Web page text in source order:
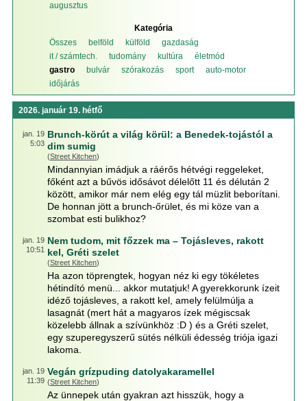
augusztus
Kategória
Összes
belföld külföld
gazdaság
it / számtech.
tudomány kultúra
életmód
gastro
bulvár szórakozás sport
auto-motor
időjárás
2026. január 19. hétfő
jan. 19
5:03
Brunch-körút a világ körül: a Benedek-tojástól a
dim sumig
(Street Kitchen)
Mindannyian imádjuk a ráérős hétvégi reggeleket,
főként azt a bűvös idősávot délelőtt 11 és délután 2
között, amikor már nem elég egy tál müzlit beborítani.
De honnan jött a brunch-őrület, és mi köze van a
szombat esti bulikhoz?
jan. 19
10:51
Nem tudom, mit főzzek ma – Tojásleves, rakott
kel, Gréti szelet
(Street Kitchen)
Ha azon töprengtek, hogyan néz ki egy tökéletes
hétindító menü... akkor mutatjuk! A gyerekkorunk ízeit
idéző tojásleves, a rakott kel, amely felülmúlja a
lasagnát (mert hát a magyaros ízek mégiscsak
közelebb állnak a szívünkhöz :D ) és a Gréti szelet,
egy szuperegyszerű sütés nélküli édesség triója igazi
lakoma.
jan. 19
11:39
Vegán grízpuding datolyakaramellel
(Street Kitchen)
Az ünnepek után gyakran azt hisszük, hogy a